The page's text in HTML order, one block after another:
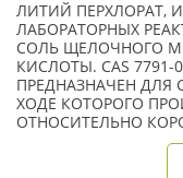
ЛИТИЙ ПЕРХЛОРАТ,
ЛАБОРАТОРНЫХ
СОЛЬ ЩЕЛОЧНОГО
КИСЛОТЫ. CAS
ПРЕДНАЗНАЧЕН ДЛЯ
ХОДЕ КОТОРОГО
ОТНОСИТЕЛЬНО